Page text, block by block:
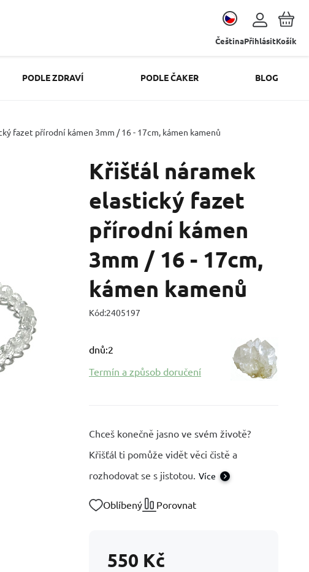
ČeštinaPřihlásitKošík
PODLE ZDRAVÍ PODLE ČAKER BLOG
fazet přírodní kámen 3mm / 16 - 17cm, kámen kamenů
Křišťál náramek
elastický fazet
přírodní kámen
3mm / 16 - 17cm,
kámen kamenů
Kód:2405197
dnů:2
Termín a způsob doručení
Chceš konečně jasno ve svém životě?
Křišťál ti pomůže vidět věci čistě a
rozhodovat se s jistotou. Více
Oblíbený Porovnat
550 Kč